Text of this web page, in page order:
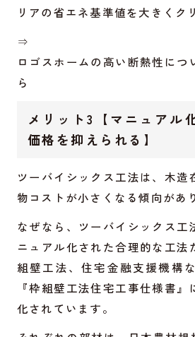
リアの省エネ基準値を大きくク
⇒
ロゴスホームの高い断熱性につ
ら
メリット3【マニュアル
価格を抑えられる】
ツーバイシックス工法は、木造
物コストが小さくなる傾向があ
なぜなら、ツーバイシックス工
ニュアル化された合理的な工法
組壁工法、住宅金融支援機構
『枠組壁工法住宅工事仕様書
化されています。